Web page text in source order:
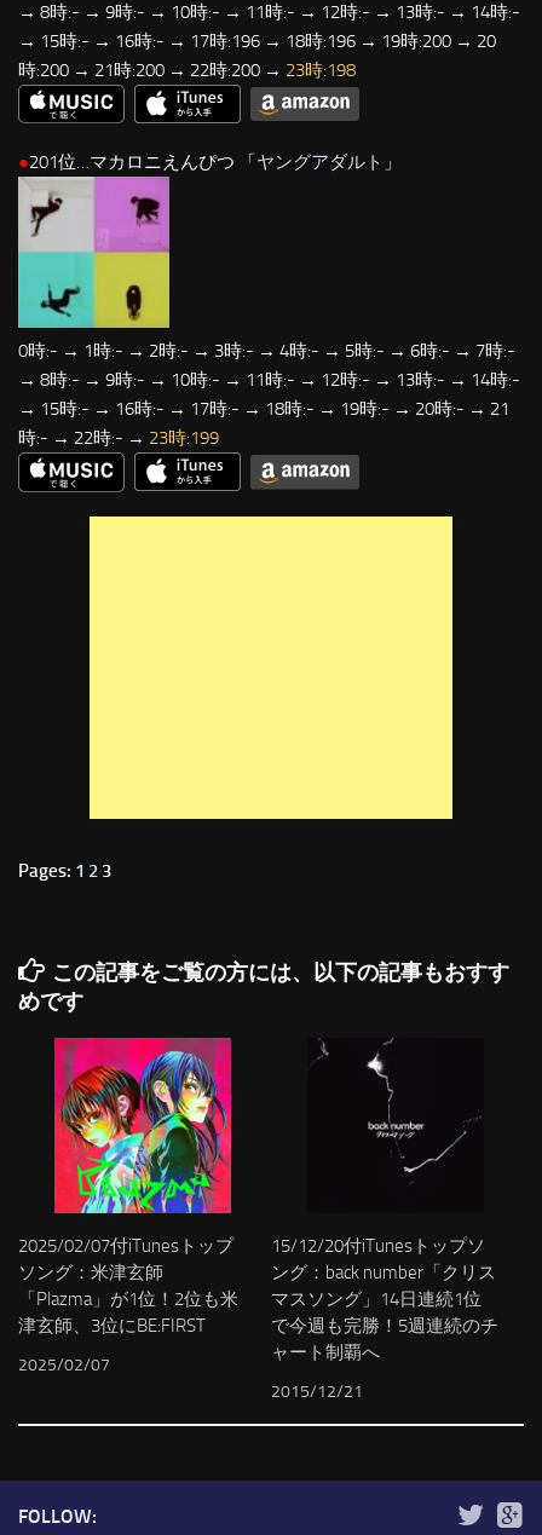
→ 8時:- → 9時:- → 10時:- → 11時:- → 12時:- → 13時:- → 14時:-
→ 15時:- → 16時:- → 17時:196 → 18時:196 → 19時:200 → 20
時:200 → 21時:200 → 22時:200 → 23時:198
●201位…マカロニえんぴつ 「 ヤングアダルト 」
0時:- → 1時:- → 2時:- → 3時:- → 4時:- → 5時:- → 6時:- → 7時:-
→ 8時:- → 9時:- → 10時:- → 11時:- → 12時:- → 13時:- → 14時:-
→ 15時:- → 16時:- → 17時:- → 18時:- → 19時:- → 20時:- → 21
時:- → 22時:- → 23時:199
Pages: 1 2 3
この記事をご覧の方には、以下の記事もおすす
めです
2025/02/07付iTunesトップ
ソング：米津玄師
「Plazma」が1位！2位も米
津玄師、3位にBE:FIRST
2025/02/07
15/12/20付iTunesトップソ
ング：back number「クリス
マスソング」14日連続1位
で今週も完勝！5週連続のチ
ャート制覇へ
2015/12/21
FOLLOW: